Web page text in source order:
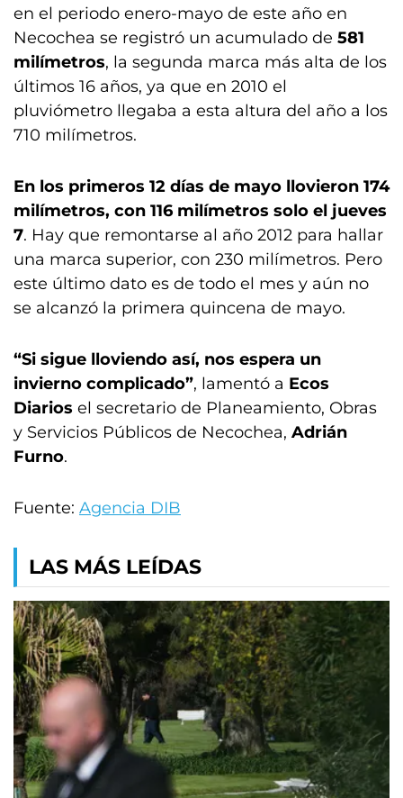
en el periodo enero-mayo de este año en
Necochea se registró un acumulado de 581
milímetros, la segunda marca más alta de los
últimos 16 años, ya que en 2010 el
pluviómetro llegaba a esta altura del año a los
710 milímetros.
En los primeros 12 días de mayo llovieron 174
milímetros, con 116 milímetros solo el jueves
7. Hay que remontarse al año 2012 para hallar
una marca superior, con 230 milímetros. Pero
este último dato es de todo el mes y aún no
se alcanzó la primera quincena de mayo.
“Si sigue lloviendo así, nos espera un
invierno complicado”, lamentó a Ecos
Diarios el secretario de Planeamiento, Obras
y Servicios Públicos de Necochea, Adrián
Furno.
Fuente: Agencia DIB
LAS MÁS LEÍDAS